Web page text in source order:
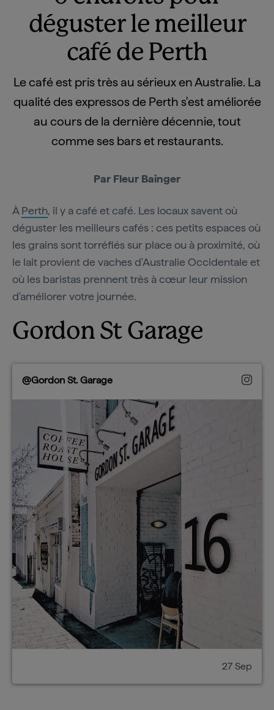
déguster le meilleur
café de Perth
Le café est pris très au sérieux en Australie. La
qualité des expressos de Perth s'est améliorée
au cours de la dernière décennie, tout
comme ses bars et restaurants.
Par Fleur Bainger
ÀPerth, il y a café et café. Les locaux savent où
déguster les meilleurs cafés : ces petits espaces où
les grains sont torréfiés sur place ou à proximité, où
le lait provient de vaches d'Australie Occidentale et
où les baristas prennent très à cœur leur mission
d'améliorer votre journée.
Gordon St Garage
@Gordon St. Garage
27 Sep